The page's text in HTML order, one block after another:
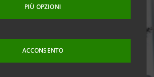
PIÙ OPZIONI
ACCONSENTO